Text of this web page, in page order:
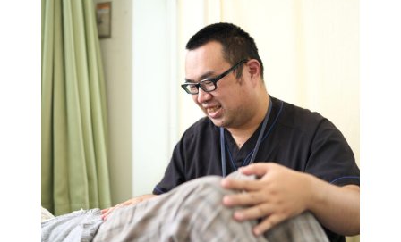
ENTRY